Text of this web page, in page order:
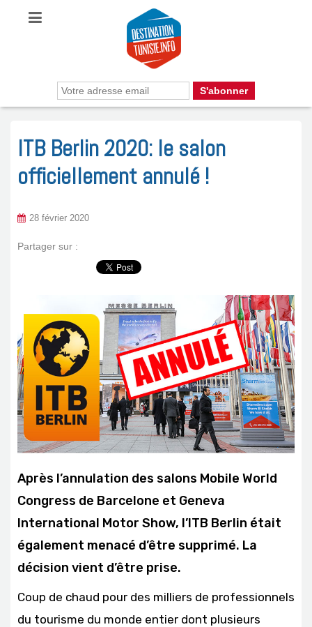
ITB Berlin 2020: le salon
officiellement annulé !
28 février 2020
Partager sur :
Après l’annulation des salons Mobile World
Congress de Barcelone et Geneva
International Motor Show, l’ITB Berlin était
également menacé d’être supprimé. La
décision vient d’être prise.
Coup de chaud pour des milliers de professionnels
du tourisme du monde entier dont plusieurs